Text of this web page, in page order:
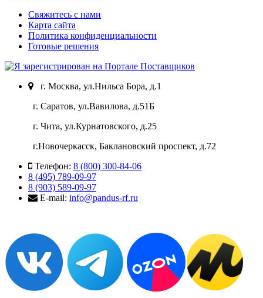
Свяжитесь с нами
Карта сайта
Политика конфиденциальности
Готовые решения
г. Москва, ул.Нильса Бора, д.1
г. Саратов, ул.Вавилова, д.51Б
г. Чита, ул.Курнатовского, д.25
г.Новочеркасск, Баклановский проспект, д.72
Телефон: 8 (800) 300-84-06
8 (495) 789-09-97
8 (903) 589-09-97
E-mail: info@pandus-rf.ru